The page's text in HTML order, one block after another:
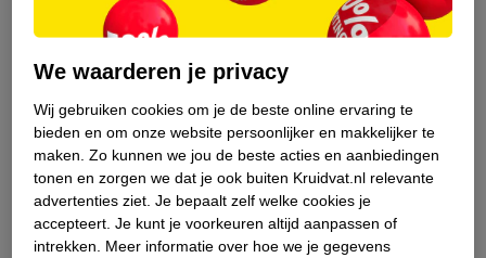
Kruidvat is een erkend specialist in
zelfzorg, ook online. Wat je
gezondheidsvraag ook is, stel hem aan
Stel je gezondheidsvraag
Ook in deze winkel
Kruidvat.nl ophaalpunt
We waarderen je privacy
Wij gebruiken cookies om je de beste online ervaring te
bieden en om onze website persoonlijker en makkelijker te
maken. Zo kunnen we jou de beste acties en aanbiedingen
tonen en zorgen we dat je ook buiten Kruidvat.nl relevante
advertenties ziet. Je bepaalt zelf welke cookies je
accepteert. Je kunt je voorkeuren altijd aanpassen of
intrekken.
Meer informatie over hoe we je gegevens